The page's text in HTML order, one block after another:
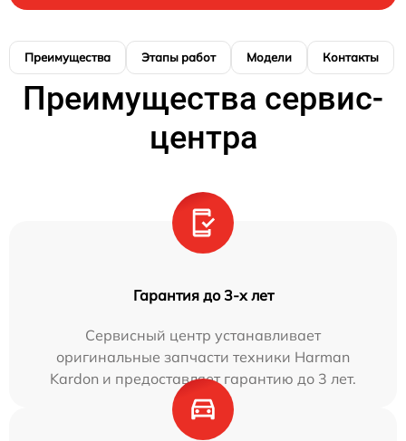
Преимущества Этапы работ Модели Контакты
Преимущества сервис-
центра
Гарантия до 3-х лет
Сервисный центр устанавливает
оригинальные запчасти техники Harman
Kardon и предоставляет гарантию до 3 лет.